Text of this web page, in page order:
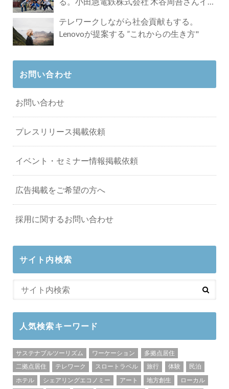
テレワークしながら社会貢献もする。
Lenovoが提案する ”これからの生き方"
お問い合わせ
お問い合わせ
プレスリリース掲載依頼
イベント・セミナー情報掲載依頼
広告掲載をご希望の方へ
採用に関するお問い合わせ
サイト内検索
人気検索キーワード
サステナブルツーリズム ワーケーション
多拠点居住
二拠点居住
テレワーク スロートラベル 旅行 体験
民泊
ホテル
シェアリングエコノミー アート 地方創生
ローカル